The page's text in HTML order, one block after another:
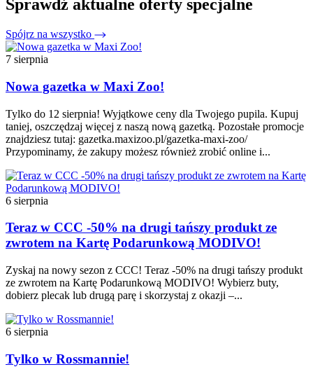
Sprawdź aktualne oferty specjalne
Spójrz na wszystko
7 sierpnia
Nowa gazetka w Maxi Zoo!
Tylko do 12 sierpnia! Wyjątkowe ceny dla Twojego pupila. Kupuj
taniej, oszczędzaj więcej z naszą nową gazetką. Pozostałe promocje
znajdziesz tutaj: gazetka.maxizoo.pl/gazetka-maxi-zoo/
Przypominamy, że zakupy możesz również zrobić online i...
6 sierpnia
Teraz w CCC -50% na drugi tańszy produkt ze
zwrotem na Kartę Podarunkową MODIVO!
Zyskaj na nowy sezon z CCC! Teraz -50% na drugi tańszy produkt
ze zwrotem na Kartę Podarunkową MODIVO! Wybierz buty,
dobierz plecak lub drugą parę i skorzystaj z okazji –...
6 sierpnia
Tylko w Rossmannie!